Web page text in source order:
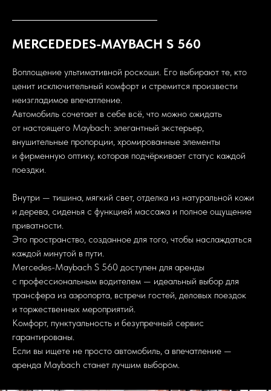
MERCEDEDES-MAYBACH S 560
Воплощение ультимативной роскоши. Его выбирают те, кто
ценит исключительный комфорт и стремится произвести
неизгладимое впечатление.
Автомобиль сочетает в себе всё, что можно ожидать
от настоящего Maybach: элегантный экстерьер,
внушительные пропорции, хромированные элементы
и фирменную оптику, которая подчёркивает статус каждой
поездки.
Внутри — тишина, мягкий свет, отделка из натуральной кожи
и дерева, сиденья с функцией массажа и полное ощущение
приватности.
Это пространство, созданное для того, чтобы наслаждаться
каждой минутой в пути.
Mercedes-Maybach S 560 доступен для аренды
с профессиональным водителем — идеальный выбор для
трансфера из аэропорта, встречи гостей, деловых поездок
и торжественных мероприятий.
Комфорт, пунктуальность и безупречный сервис
гарантированы.
Если вы ищете не просто автомобиль, а впечатление —
аренда Maybach станет лучшим выбором.
Мы предлагаем:
— Элегантные и статусные автомобили:
Mercedes-Benz, BMW, Tesla;
— Услуги профессионального водителя —
сдержанность, пунктуальность, опыт;
— Трансферы и сопровождение по точному
таймингу — без опозданий, без суеты;
— Полная конфиденциальность и этикет
Важные события не терпят
Аренда автомобилей бизнес- и премиум-
класса от PIRATESCARS — это ваш имидж,
атмосфера и безупречная организация
на высшем уровне.